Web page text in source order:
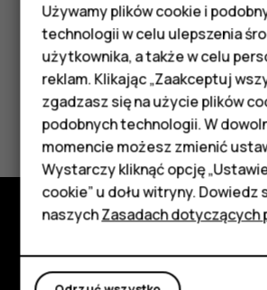
Smartfony
Telefony z
podstawowymi
Akcesoria
HMD Terra M
Tablety
Moje konto
Czy te informacje były
Tak Nie
Informacje
Używamy plików cookie i
technologii w celu ulepszenia
użytkownika, a także w celu
reklam. Klikając „Zaakceptuj
zgadzasz się na użycie plików
podobnych technologii. W
momencie możesz zmienić
Wystarczy kliknąć opcję
cookie” u dołu witryny. Dowiedz
naszychZasadach dotyczących